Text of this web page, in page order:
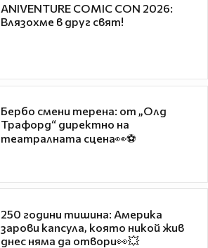
ANIVENTURE COMIC CON 2026:
Влязохме в друг свят!
Бербо смени терена: от „Олд
Трафорд“ директно на
театралната сцена👀⚽
250 години тишина: Америка
зарови капсула, която никой жив
днес няма да отвори👀💥